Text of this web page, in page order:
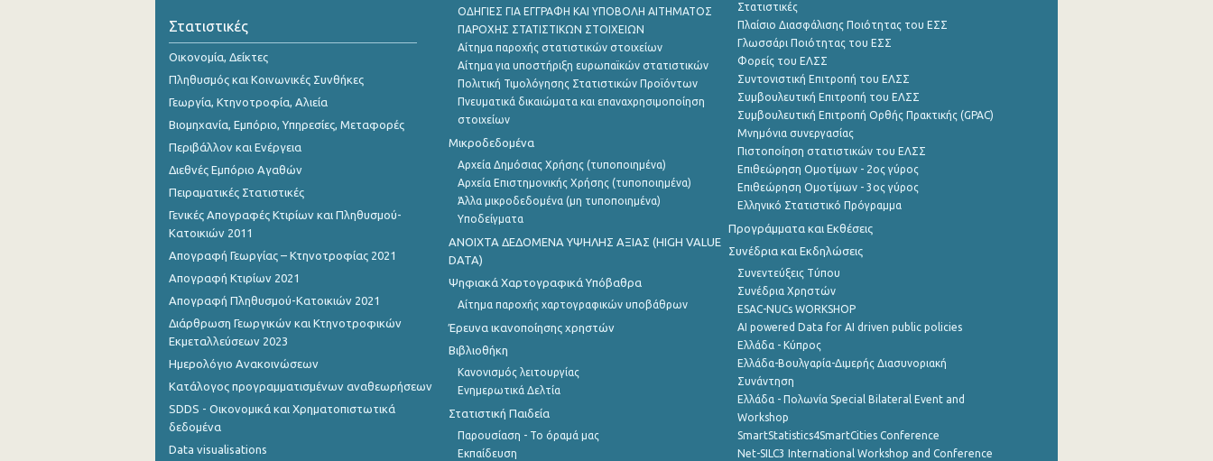
Στατιστικές
Οικονομία, Δείκτες
Πληθυσμός και Κοινωνικές Συνθήκες
Γεωργία, Κτηνοτροφία, Αλιεία
Βιομηχανία, Εμπόριο, Υπηρεσίες, Μεταφορές
Περιβάλλον και Ενέργεια
Διεθνές Εμπόριο Αγαθών
Πειραματικές Στατιστικές
Γενικές Απογραφές Κτιρίων και Πληθυσμού-
Κατοικιών 2011
Απογραφή Γεωργίας – Κτηνοτροφίας 2021
Απογραφή Κτιρίων 2021
Απογραφή Πληθυσμού-Κατοικιών 2021
Διάρθρωση Γεωργικών και Κτηνοτροφικών
Εκμεταλλεύσεων 2023
Ημερολόγιο Ανακοινώσεων
Κατάλογος προγραμματισμένων αναθεωρήσεων
SDDS - Οικονομικά και Χρηματοπιστωτικά
δεδομένα
Data visualisations
ΟΔΗΓΙΕΣ ΓΙΑ ΕΓΓΡΑΦΗ ΚΑΙ ΥΠΟΒΟΛΗ ΑΙΤΗΜΑΤΟΣ
ΠΑΡΟΧΗΣ ΣΤΑΤΙΣΤΙΚΩΝ ΣΤΟΙΧΕΙΩΝ
Αίτημα παροχής στατιστικών στοιχείων
Αίτημα για υποστήριξη ευρωπαϊκών στατιστικών
Πολιτική Τιμολόγησης Στατιστικών Προϊόντων
Πνευματικά δικαιώματα και επαναχρησιμοποίηση
στοιχείων
Μικροδεδομένα
Αρχεία Δημόσιας Χρήσης (τυποποιημένα)
Αρχεία Επιστημονικής Χρήσης (τυποποιημένα)
Άλλα μικροδεδομένα (μη τυποποιημένα)
Υποδείγματα
ANOIXTA ΔΕΔΟΜΕΝΑ ΥΨΗΛΗΣ ΑΞΙΑΣ (HIGH VALUE
DATA)
Ψηφιακά Χαρτογραφικά Υπόβαθρα
Αίτημα παροχής χαρτογραφικών υποβάθρων
Έρευνα ικανοποίησης χρηστών
Βιβλιοθήκη
Κανονισμός λειτουργίας
Ενημερωτικά Δελτία
Στατιστική Παιδεία
Παρουσίαση - Το όραμά μας
Εκπαίδευση
Στατιστικές
Πλαίσιο Διασφάλισης Ποιότητας του ΕΣΣ
Γλωσσάρι Ποιότητας του ΕΣΣ
Φορείς του ΕΛΣΣ
Συντονιστική Επιτροπή του ΕΛΣΣ
Συμβουλευτική Επιτροπή του ΕΛΣΣ
Συμβουλευτική Επιτροπή Ορθής Πρακτικής (GPAC)
Μνημόνια συνεργασίας
Πιστοποίηση στατιστικών του ΕΛΣΣ
Επιθεώρηση Ομοτίμων - 2ος γύρος
Επιθεώρηση Ομοτίμων - 3ος γύρος
Ελληνικό Στατιστικό Πρόγραμμα
Προγράμματα και Εκθέσεις
Συνέδρια και Εκδηλώσεις
Συνεντεύξεις Τύπου
Συνέδρια Χρηστών
ESAC-NUCs WORKSHOP
AI powered Data for AI driven public policies
Ελλάδα - Κύπρος
Ελλάδα-Βουλγαρία-Διμερής Διασυνοριακή
Συνάντηση
Ελλάδα - Πολωνία Special Bilateral Event and
Workshop
SmartStatistics4SmartCities Conference
Net-SILC3 International Workshop and Conference